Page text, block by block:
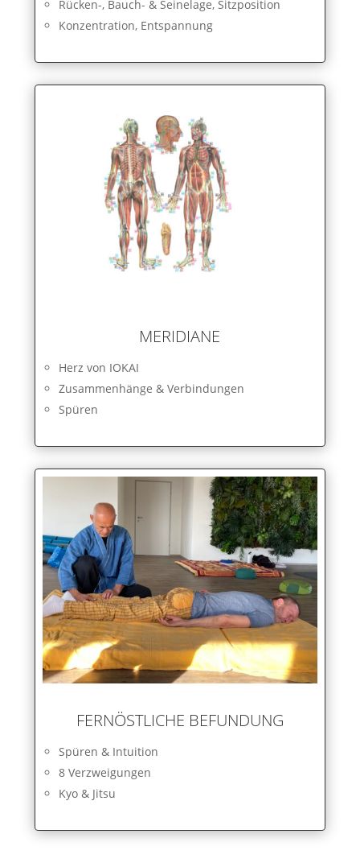
Rücken-, Bauch- & Seinelage, Sitzposition
Konzentration, Entspannung
MERIDIANE
Herz von IOKAI
Zusammenhänge & Verbindungen
Spüren
FERNÖSTLICHE BEFUNDUNG
Spüren & Intuition
8 Verzweigungen
Kyo & Jitsu